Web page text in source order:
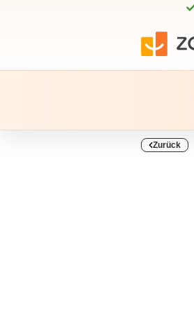
Zurück